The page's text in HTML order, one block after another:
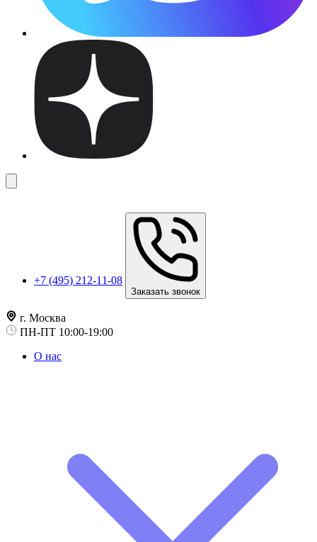
+7 (495) 212-11-08
Заказать звонок
г. Москва
ПН-ПТ 10:00-19:00
О нас